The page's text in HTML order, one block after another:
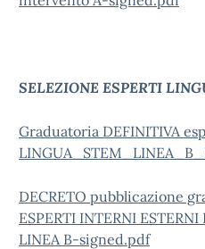
SELEZIONE ESPERTI
Graduatoria DEFINITIVA
DECRETO pubblicazione
ESPERTI INTERNI
LINEA B-signed.pdf